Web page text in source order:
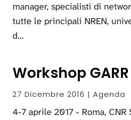
manager, specialisti di
tutte le principali NREN,
d…
Workshop GARR
27 Dicembre 2016 | Agenda
4-7 aprile 2017 - Roma, CNR